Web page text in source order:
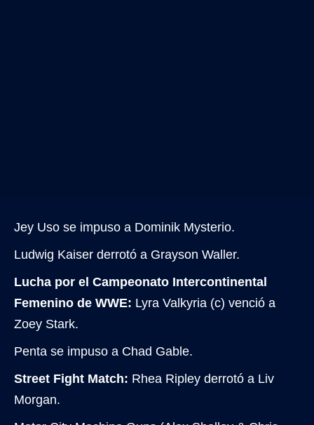
Jey Uso se impuso a Dominik Mysterio.
Ludwig Kaiser derrotó a Grayson Waller.
Lucha por el Campeonato Intercontinental
Femenino de WWE: Lyra Valkyria (c) venció a
Zoey Stark.
Penta se impuso a Chad Gable.
Street Fight Match: Rhea Ripley derrotó a Liv
Morgan.